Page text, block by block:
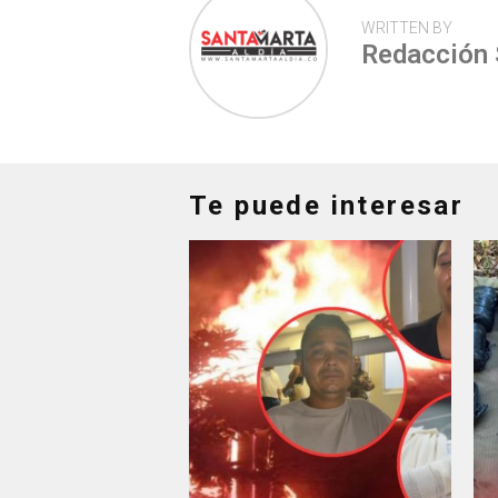
WRITTEN BY
Redacción
Te puede interesar